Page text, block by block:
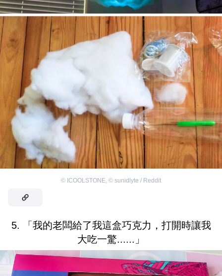
© ICOOLSTONE, © sunidlyte / Reddit
5. 「我的老闆給了我這盒巧克力，打開時讓我
大吃一驚......」